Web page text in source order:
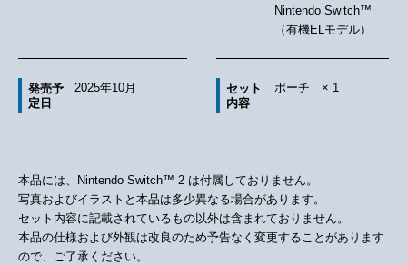
Nintendo Switch™
（有機ELモデル）
発売予
定日
2025年10月
セット
内容
ポーチ × 1
本品には、Nintendo Switch™ 2 は付属しておりません。
写真およびイラストと本品は多少異なる場合があります。
セット内容に記載されているもの以外は含まれておりません。
本品の仕様および外観は改良のため予告なく変更することがあります
ので、ご了承ください。